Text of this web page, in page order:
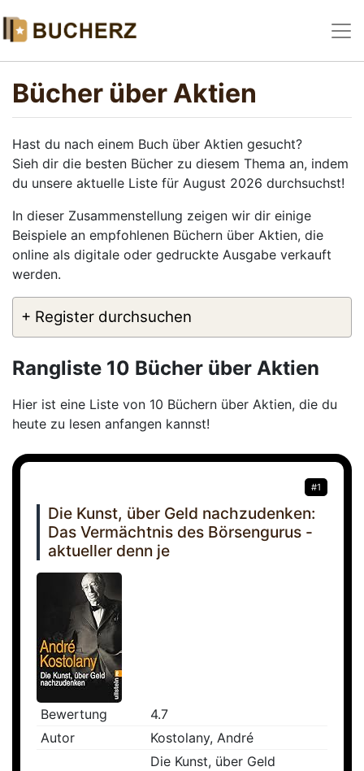
Bücher über Aktien
Hast du nach einem Buch über Aktien gesucht?
Sieh dir die besten Bücher zu diesem Thema an, indem
du unsere aktuelle Liste für August 2026 durchsuchst!
In dieser Zusammenstellung zeigen wir dir einige
Beispiele an empfohlenen Büchern über Aktien, die
online als digitale oder gedruckte Ausgabe verkauft
werden.
+ Register durchsuchen
Rangliste 10 Bücher über Aktien
Hier ist eine Liste von 10 Büchern über Aktien, die du
heute zu lesen anfangen kannst!
#1
Die Kunst, über Geld nachzudenken:
Das Vermächtnis des Börsengurus -
aktueller denn je
Bewertung
4.7
Autor
Kostolany, André
Die Kunst, über Geld